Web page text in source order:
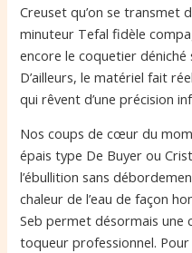
Creuset qu’on se transmet
minuteur Tefal fidèle
encore le coquetier déniché
D’ailleurs, le matériel fait
qui rêvent d’une précision
Nos coups de cœur du
épais type De Buyer ou
l’ébullition sans
chaleur de l’eau de façon
Seb permet désormais une
toqueur professionnel.